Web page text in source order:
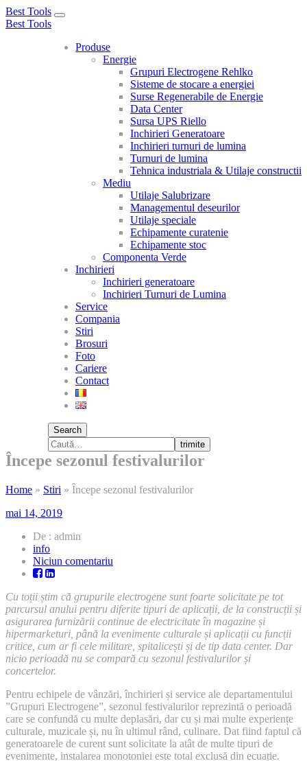
Best Tools
Toggle
Best Tools
Produse
Energie
Grupuri Electrogene Rehlko
Sisteme de stocare a energiei
Surse Regenerabile de Energie
Data Center
Sursa UPS Riello
Inchirieri Generatoare
Inchirieri turnuri de lumina
Turnuri de lumina
Tehnica industriala & Utilaje constructii
Mediu
Utilaje Salubrizare
Managementul deseurilor
Utilaje speciale
Echipamente curatenie
Echipamente stoc
Componenta Verde
Inchirieri
Inchirieri generatoare
Inchirieri Turnuri de Lumina
Service
Compania
Stiri
Brosuri
Foto
Cariere
Contact
Search
trimite
Începe sezonul festivalurilor
Home » Stiri » Începe sezonul festivalurilor
mai 14, 2019
De : admin
info
Niciun comentariu
festivalurilor
Cu toții știm că grupurile electrogene sunt foarte solicitate pe tot
parcursul anului pentru diferite tipuri de aplicații, de la construcții și
asigurarea furnizării continue de electricitate în magazine și
hipermarketuri, până la evenimente culturale și aplicații cu funcții
critice, cum ar fi cele militare, spitalicești și de tip data center. Dar
nicio perioadă nu se compară cu sezonul festivalurilor și
concertelor.
Pentru echipele de vânzări, închirieri și service ale departamentului
”Grupuri Electrogene”, sezonul festivalurilor reprezintă o perioadă
care se confundă cu multe deplasări, dar cu și mai multe experiențe
culturale, muzicale și, nu în ultimul rând, culinare. Dat fiind faptul că
generatoarele de curent sunt solicitate la atât de multe tipuri de
evenimente, instalarea monotoniei este total exclusă din ecuație.